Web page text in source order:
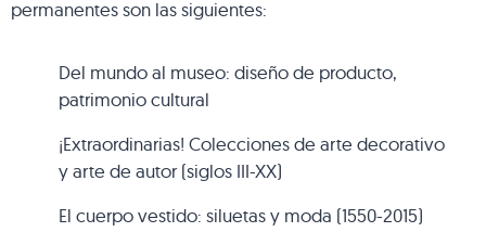
permanentes son las siguientes:
Del mundo al museo: diseño de producto,
patrimonio cultural
¡Extraordinarias! Colecciones de arte decorativo
y arte de autor (siglos III-XX)
El cuerpo vestido: siluetas y moda (1550-2015)